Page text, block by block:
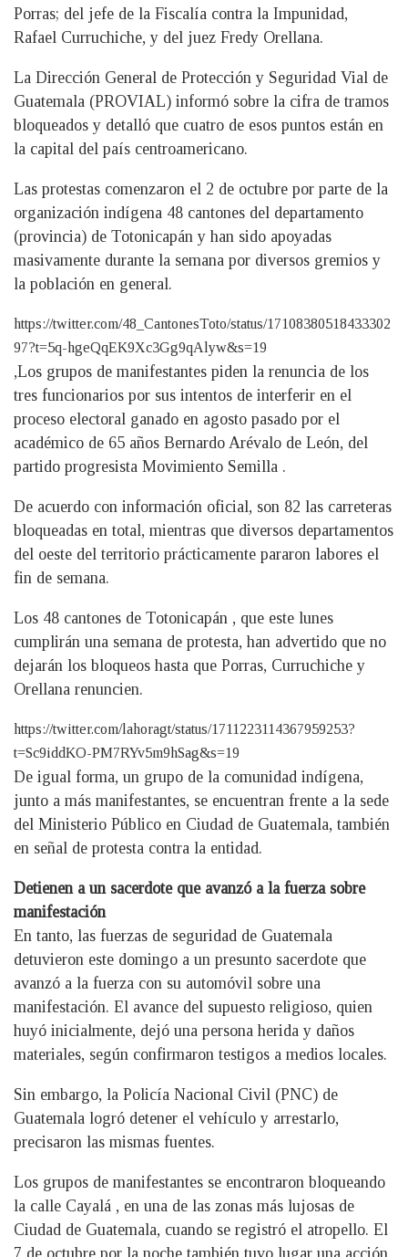
Porras; del jefe de la Fiscalía contra la Impunidad,
Rafael Curruchiche, y del juez Fredy Orellana.
La Dirección General de Protección y Seguridad Vial de
Guatemala (PROVIAL) informó sobre la cifra de tramos
bloqueados y detalló que cuatro de esos puntos están en
la capital del país centroamericano.
Las protestas comenzaron el 2 de octubre por parte de la
organización indígena 48 cantones del departamento
(provincia) de Totonicapán y han sido apoyadas
masivamente durante la semana por diversos gremios y
la población en general.
https://twitter.com/48_CantonesToto/status/17108380518433302
97?t=5q-hgeQqEK9Xc3Gg9qAlyw&s=19
,Los grupos de manifestantes piden la renuncia de los
tres funcionarios por sus intentos de interferir en el
proceso electoral ganado en agosto pasado por el
académico de 65 años Bernardo Arévalo de León, del
partido progresista Movimiento Semilla .
De acuerdo con información oficial, son 82 las carreteras
bloqueadas en total, mientras que diversos departamentos
del oeste del territorio prácticamente pararon labores el
fin de semana.
Los 48 cantones de Totonicapán , que este lunes
cumplirán una semana de protesta, han advertido que no
dejarán los bloqueos hasta que Porras, Curruchiche y
Orellana renuncien.
https://twitter.com/lahoragt/status/1711223114367959253?
t=Sc9iddKO-PM7RYv5m9hSag&s=19
De igual forma, un grupo de la comunidad indígena,
junto a más manifestantes, se encuentran frente a la sede
del Ministerio Público en Ciudad de Guatemala, también
en señal de protesta contra la entidad.
Detienen a un sacerdote que avanzó a la fuerza sobre
manifestación
En tanto, las fuerzas de seguridad de Guatemala
detuvieron este domingo a un presunto sacerdote que
avanzó a la fuerza con su automóvil sobre una
manifestación. El avance del supuesto religioso, quien
huyó inicialmente, dejó una persona herida y daños
materiales, según confirmaron testigos a medios locales.
Sin embargo, la Policía Nacional Civil (PNC) de
Guatemala logró detener el vehículo y arrestarlo,
precisaron las mismas fuentes.
Los grupos de manifestantes se encontraron bloqueando
la calle Cayalá , en una de las zonas más lujosas de
Ciudad de Guatemala, cuando se registró el atropello. El
7 de octubre por la noche también tuvo lugar una acción